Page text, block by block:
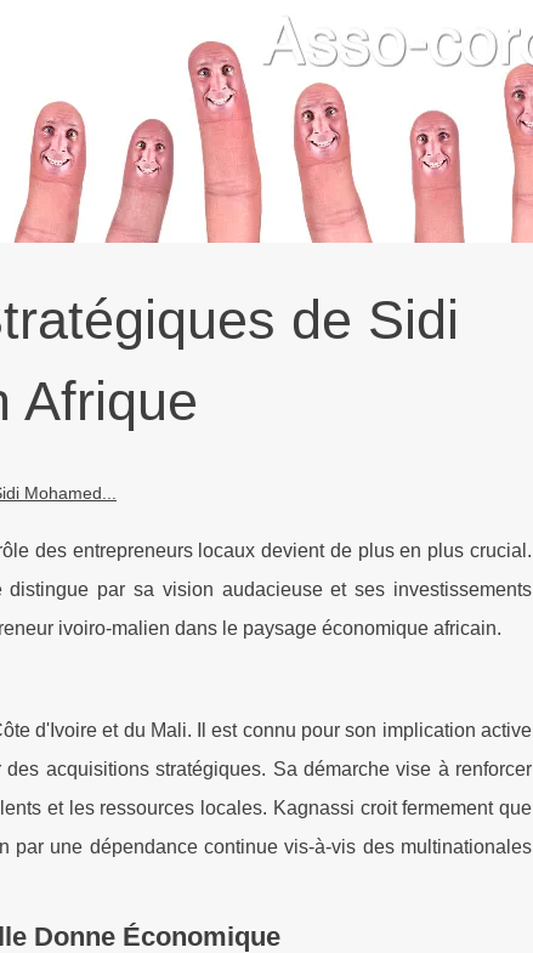
de Sidi
Afrique
Mohamed...
des entrepreneurs locaux devient de plus en plus crucial.
par sa vision audacieuse et ses investissements
ivoiro-malien dans le paysage économique africain.
d'Ivoire et du Mali. Il est connu pour son implication active
acquisitions stratégiques. Sa démarche vise à renforcer
et les ressources locales. Kagnassi croit fermement que
par une dépendance continue vis-à-vis des multinationales
Donne Économique